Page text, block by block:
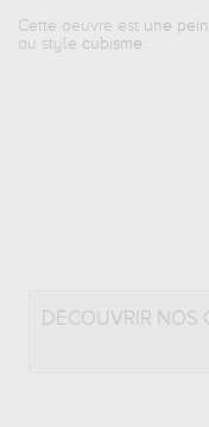
Cette oeuvre est une
au style cubisme.
DÉCOUVRIR NOS